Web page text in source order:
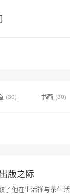
(30) 书画 (30)
版之际
了他在生活禅与茶生活